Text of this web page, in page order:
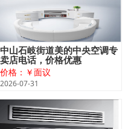
中山石岐街道美的中央空调专
卖店电话，价格优惠
价格：￥面议
2026-07-31